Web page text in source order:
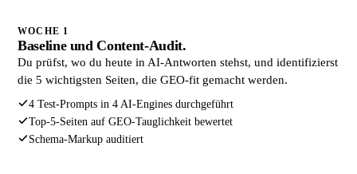
WOCHE 1
Baseline und Content-Audit.
Du prüfst, wo du heute in AI-Antworten stehst, und identifizierst
die 5 wichtigsten Seiten, die GEO-fit gemacht werden.
4 Test-Prompts in 4 AI-Engines durchgeführt
Top-5-Seiten auf GEO-Tauglichkeit bewertet
Schema-Markup auditiert